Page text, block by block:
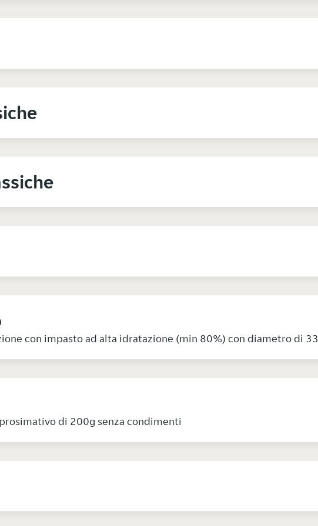
con impasto ad alta idratazione (min 80%) con diametro di
di 200g senza condimenti